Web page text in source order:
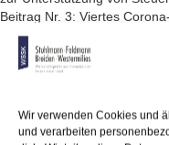
Wir verwenden Cookies und
und verarbeiten
Beitrag Nr. 3: Viertes
gebracht).
In dem Paket soll die EEG-
betroffene Kinder ab